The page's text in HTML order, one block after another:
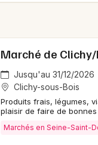
Marché de
Jusqu'au 31/12/2026
Clichy-sous-Bois
Produits frais, légumes,
plaisir de faire de
Marchés en Seine-Saint-